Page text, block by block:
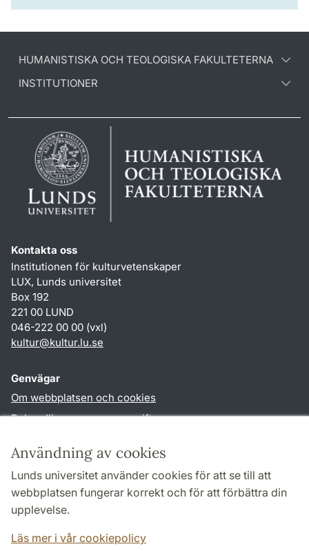
Användning av cookies
Lunds universitet använder cookies för att se till att
webbplatsen fungerar korrekt och för att förbättra din
upplevelse.
Läs mer i vår cookiepolicy
HUMANISTISKA OCH TEOLOGISKA FAKULTETERNA
INSTITUTIONER
Kontakta oss
Institutionen för kulturvetenskaper
LUX, Lunds universitet
Box 192
221 00 LUND
046-222 00 00 (vxl)
kultur@kultur.lu.se
Genvägar
Om webbplatsen och cookies
Behandling av personuppgifter
TYPO3-login
Följ oss i sociala medier